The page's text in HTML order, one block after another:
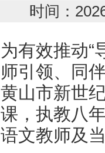
时间：
为有效推动“
师引领、同
黄山市新世
课，执教八
语文教师及